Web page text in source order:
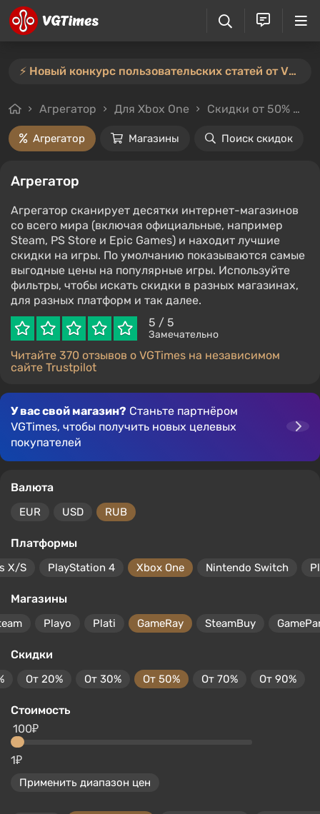
⚡️ Новый конкурс пользовательских статей от VGTimes — участвуйте тут ⚡️
Агрегатор Для Xbox One Скидки от 50%
Агрегатор Магазины Поиск скидок
Агрегатор
Агрегатор сканирует десятки интернет-магазинов
со всего мира (включая официальные, например
Steam, PS Store и Epic Games) и находит лучшие
скидки на игры. По умолчанию показываются самые
выгодные цены на популярные игры. Используйте
фильтры, чтобы искать скидки в разных магазинах,
для разных платформ и так далее.
5 / 5
Замечательно
Читайте 370 отзывов о VGTimes на независимом
сайте Trustpilot
У вас свой магазин? Станьте партнёром
VGTimes, чтобы получить новых целевых
покупателей
Валюта
EUR USD RUB
Платформы
X/S PlayStation 4 Xbox One Nintendo Switch
Магазины
Playo Plati GameRay SteamBuy
Скидки
От 20% От 30% От 50% От 70% От 90%
Стоимость
1₽
100₽
Применить диапазон цен